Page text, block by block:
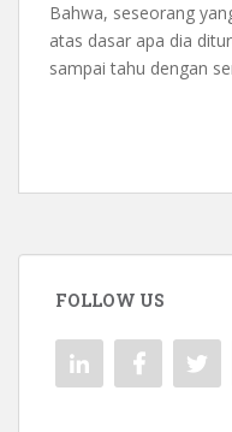
Bahwa, seseorang
atas dasar apa dia
sampai tahu dengan
FOLLOW US